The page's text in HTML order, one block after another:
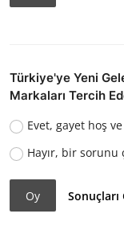
Türkiye'ye Yeni
Markaları Tercih
Evet, gayet hoş
Hayır, bir sorunu
Oy